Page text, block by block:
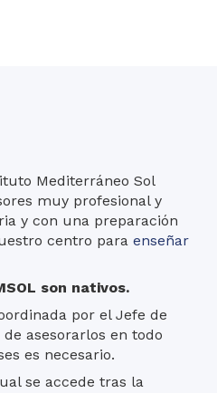
Mediterráneo Sol
muy profesional y
y con una preparación
centro paraenseñar
son nativos.
por el Jefe de
asesorarlos en todo
es necesario.
se accede tras la